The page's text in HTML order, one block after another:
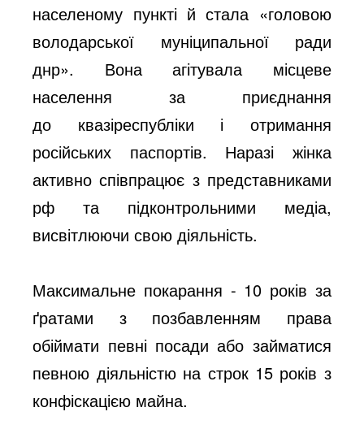
населеному пункті й стала «головою
володарської муніципальної ради
днр». Вона агітувала місцеве
населення за приєднання
до квазіреспубліки і отримання
російських паспортів. Наразі жінка
активно співпрацює з представниками
рф та підконтрольними медіа,
висвітлюючи свою діяльність.
Максимальне покарання - 10 років за
ґратами з позбавленням права
обіймати певні посади або займатися
певною діяльністю на строк 15 років з
конфіскацією майна.